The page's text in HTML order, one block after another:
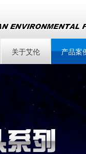
关于艾伦 产品案